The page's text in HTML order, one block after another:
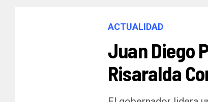
ACTUALIDAD
Juan Diego
Risaralda